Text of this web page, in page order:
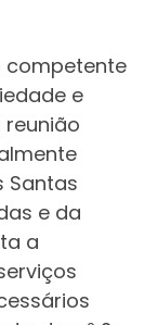
competente
e
Santas
e da
a